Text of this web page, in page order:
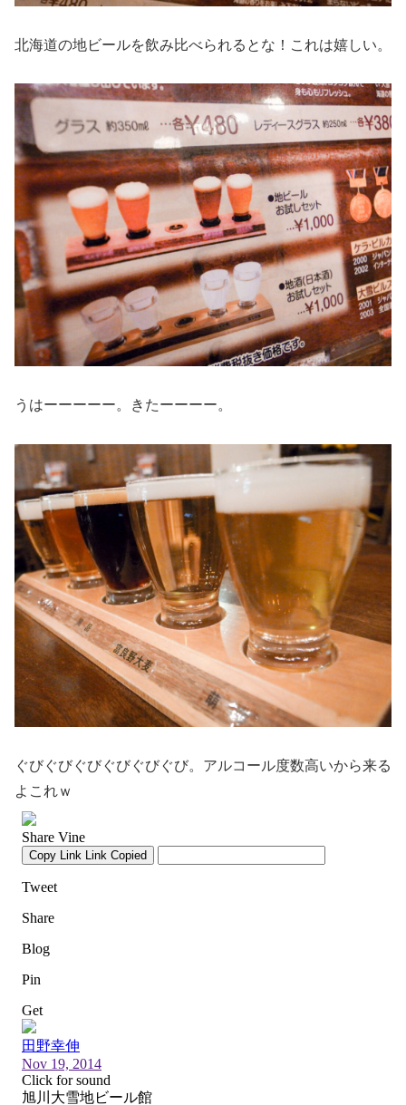
北海道の地ビールを飲み比べられるとな！これは嬉しい。
うはーーーーー。きたーーーー。
ぐびぐびぐびぐびぐびぐび。アルコール度数高いから来る
よこれｗ